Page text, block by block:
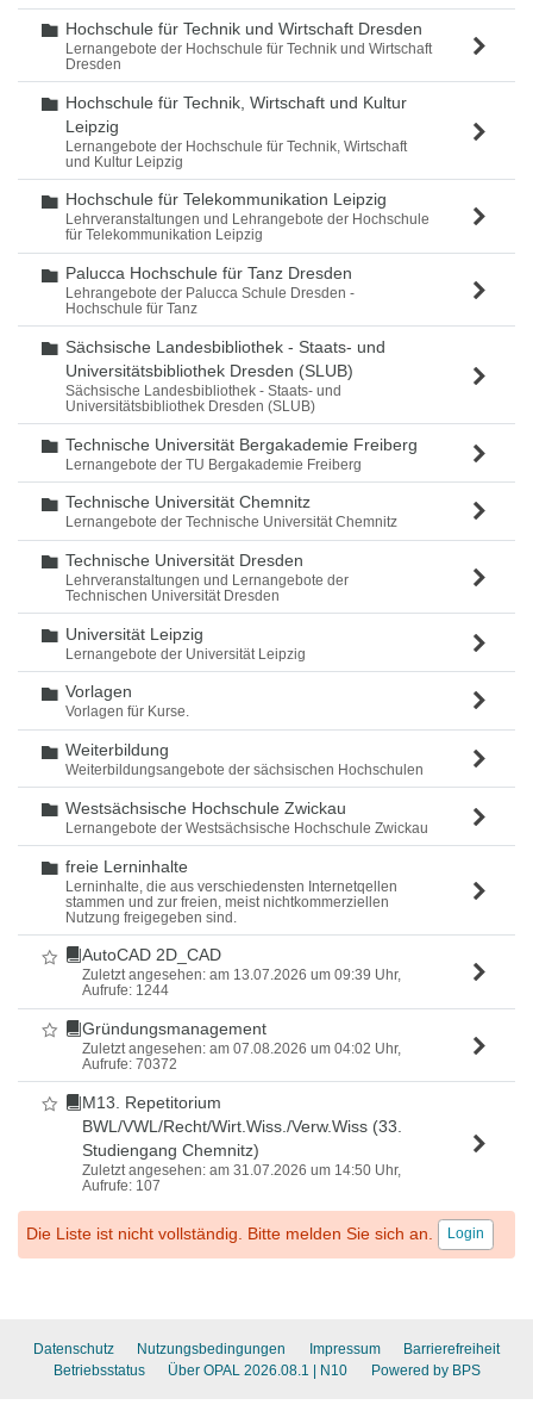
Ordner
Hochschule für Technik und Wirtschaft Dresden
Lernangebote der Hochschule für Technik und Wirtschaft
Dresden
Ordner
Hochschule für Technik, Wirtschaft und Kultur
Leipzig
Lernangebote der Hochschule für Technik, Wirtschaft
und Kultur Leipzig
Ordner
Hochschule für Telekommunikation Leipzig
Lehrveranstaltungen und Lehrangebote der Hochschule
für Telekommunikation Leipzig
Ordner
Palucca Hochschule für Tanz Dresden
Lehrangebote der Palucca Schule Dresden -
Hochschule für Tanz
Ordner
Sächsische Landesbibliothek - Staats- und
Universitätsbibliothek Dresden (SLUB)
Sächsische Landesbibliothek - Staats- und
Universitätsbibliothek Dresden (SLUB)
Ordner
Technische Universität Bergakademie Freiberg
Lernangebote der TU Bergakademie Freiberg
Ordner
Technische Universität Chemnitz
Lernangebote der Technische Universität Chemnitz
Ordner
Technische Universität Dresden
Lehrveranstaltungen und Lernangebote der
Technischen Universität Dresden
Ordner
Universität Leipzig
Lernangebote der Universität Leipzig
Ordner
Vorlagen
Vorlagen für Kurse.
Ordner
Weiterbildung
Weiterbildungsangebote der sächsischen Hochschulen
Ordner
Westsächsische Hochschule Zwickau
Lernangebote der Westsächsische Hochschule Zwickau
Ordner
freie Lerninhalte
Lerninhalte, die aus verschiedensten Internetqellen
stammen und zur freien, meist nichtkommerziellen
Nutzung freigegeben sind.
Als Favorit markieren
AutoCAD 2D_CAD
Zuletzt angesehen: am 13.07.2026 um 09:39 Uhr,
Aufrufe: 1244
Als Favorit markieren
Gründungsmanagement
Zuletzt angesehen: am 07.08.2026 um 04:02 Uhr,
Aufrufe: 70372
Als Favorit markieren
M13. Repetitorium
BWL/VWL/Recht/Wirt.Wiss./Verw.Wiss (33.
Studiengang Chemnitz)
Zuletzt angesehen: am 31.07.2026 um 14:50 Uhr,
Aufrufe: 107
Die Liste ist nicht vollständig. Bitte melden Sie sich an. Login
Datenschutz Nutzungsbedingungen Impressum
Barrierefreiheit
Betriebsstatus
Über OPAL 2026.08.1 | N10 Powered by BPS